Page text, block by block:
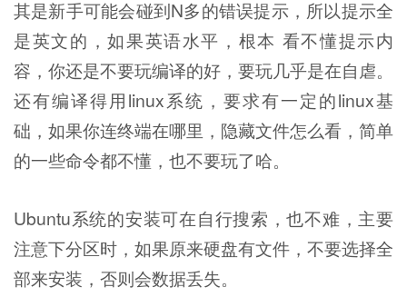
其是新手可能会碰到N多的错误提示，所以提示全
是英文的，如果英语水平，根本 看不懂提示内
容，你还是不要玩编译的好，要玩几乎是在自虐。
还有编译得用linux系统，要求有一定的linux基
础，如果你连终端在哪里，隐藏文件怎么看，简单
的一些命令都不懂，也不要玩了哈。
Ubuntu系统的安装可在自行搜索，也不难，主要
注意下分区时，如果原来硬盘有文件，不要选择全
部来安装，否则会数据丢失。